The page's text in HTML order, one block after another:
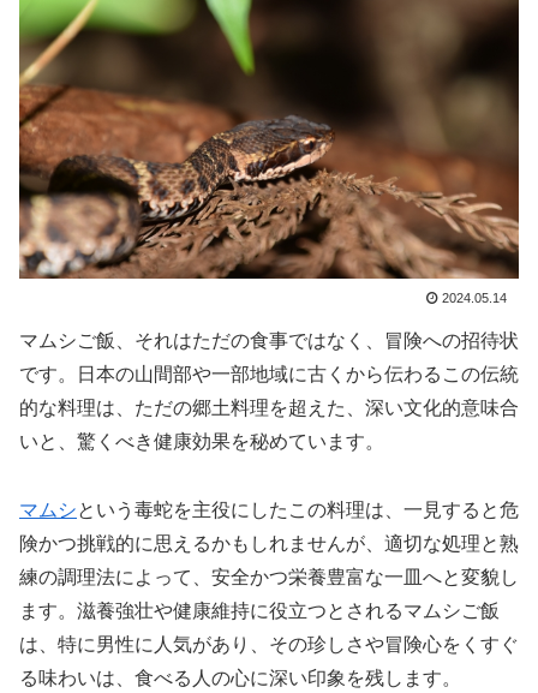
2024.05.14
マムシご飯、それはただの食事ではなく、冒険への招待状
です。日本の山間部や一部地域に古くから伝わるこの伝統
的な料理は、ただの郷土料理を超えた、深い文化的意味合
いと、驚くべき健康効果を秘めています。
マムシという毒蛇を主役にしたこの料理は、一見すると危
険かつ挑戦的に思えるかもしれませんが、適切な処理と熟
練の調理法によって、安全かつ栄養豊富な一皿へと変貌し
ます。滋養強壮や健康維持に役立つとされるマムシご飯
は、特に男性に人気があり、その珍しさや冒険心をくすぐ
る味わいは、食べる人の心に深い印象を残します。